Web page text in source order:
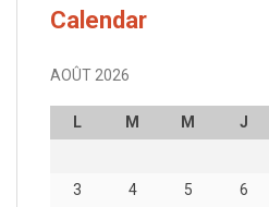
Calendar
AOÛT 2026
L M M J
3
4 5 6